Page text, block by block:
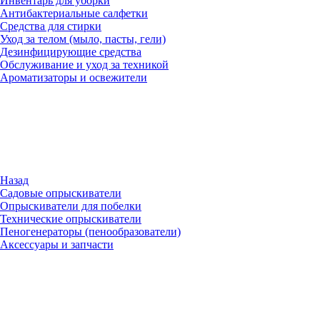
Антибактериальные салфетки
Средства для стирки
Уход за телом (мыло, пасты, гели)
Дезинфицирующие средства
Обслуживание и уход за техникой
Ароматизаторы и освежители
Назад
Садовые опрыскиватели
Опрыскиватели для побелки
Технические опрыскиватели
Пеногенераторы (пенообразователи)
Аксессуары и запчасти